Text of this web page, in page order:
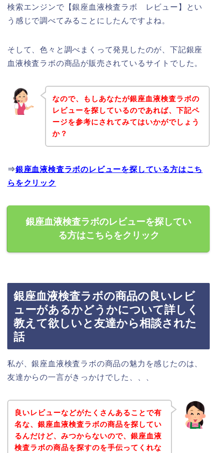
検索エンジンで【銀座血液検査ラボ レビュー】とい
う感じで調べてみることにしたんですよね。
そして、色々と調べまくって発見したのが、下記銀座
血液検査ラボの商品が販売されているサイトでした。
なので、もしあなたが銀座血液検査ラボの
レビューを探しているのであれば、下記ペ
ージを参考にされてみてはいかがでしょう
か？
⇒銀座血液検査ラボのレビューを探している方はこち
らをクリック
銀座血液検査ラボのレビューを探してい
る方はこちらをクリック
銀座血液検査ラボの商品の良いレビ
ューがあるかどうかについて詳しく
教えて欲しいと友達から相談された
話
私が、銀座血液検査ラボの商品の魅力を感じたのは、
友達からの一言がきっかけでした、、、
良いレビューなどがたくさんあることで有
名な、銀座血液検査ラボの商品を探してい
るんだけど、みつからないので、銀座血液
検査ラボの商品を探すのを手伝ってくれな